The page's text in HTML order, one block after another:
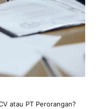
atau PT Perorangan?